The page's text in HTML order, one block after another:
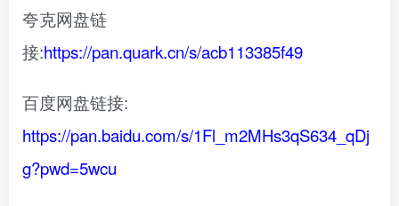
夸克网盘链
接:https://pan.quark.cn/s/acb113385f49
百度网盘链接:
https://pan.baidu.com/s/1Fl_m2MHs3qS634_qDj
g?pwd=5wcu